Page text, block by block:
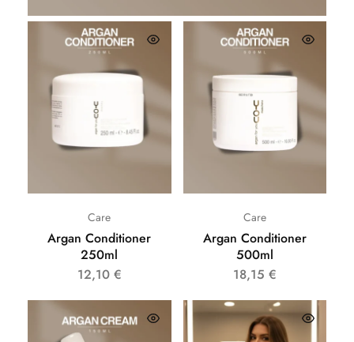
Care
Argan Conditioner
250ml
12,10 €
Care
Argan Conditioner
500ml
18,15 €